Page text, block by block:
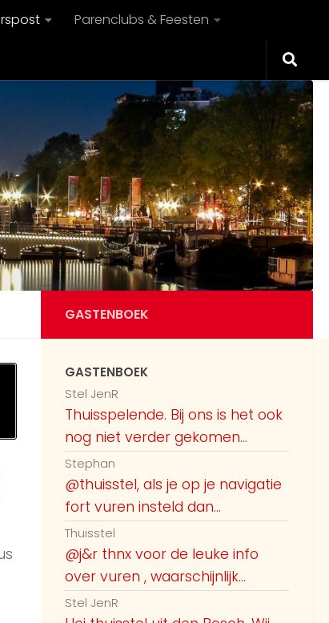
Parenclubs & Feesten
GASTENBOEK
GASTENBOEK
Stel JenR
Thuisspelende. Bij ons is het ook
nog niet verder gekomen...
Stephan
@thuisstel, als je op je navigatie
fort vuren insteld dan...
Thuisstel
@j&r thnx voor de leuke info
over vuren , waarschijnlijk...
Stel JenR